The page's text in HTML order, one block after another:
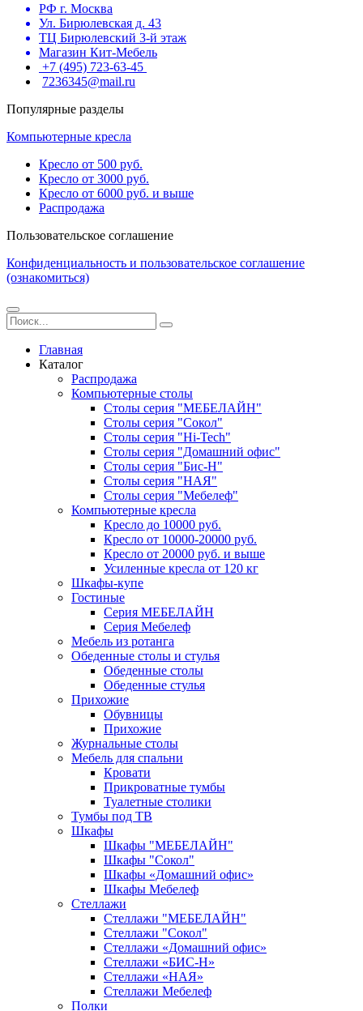
РФ г. Москва
Ул. Бирюлевская д. 43
ТЦ Бирюлевский 3-й этаж
Магазин Кит-Мебель
+7 (495) 723-63-45
7236345@mail.ru
Популярные разделы
Компьютерные кресла
Кресло от 500 руб.
Кресло от 3000 руб.
Кресло от 6000 руб. и выше
Распродажа
Пользовательское соглашение
Конфиденциальность и пользовательское соглашение
(ознакомиться)
Главная
Каталог
Распродажа
Компьютерные столы
Столы серия "МЕБЕЛАЙН"
Столы серия "Сокол"
Столы серия "Hi-Tech"
Столы серия "Домашний офис"
Столы серия "Бис-Н"
Столы серия "НАЯ"
Столы серия "Мебелеф"
Компьютерные кресла
Кресло до 10000 руб.
Кресло от 10000-20000 руб.
Кресло от 20000 руб. и выше
Усиленные кресла от 120 кг
Шкафы-купе
Гостиные
Серия МЕБЕЛАЙН
Серия Мебелеф
Мебель из ротанга
Обеденные столы и стулья
Обеденные столы
Обеденные стулья
Прихожие
Обувницы
Прихожие
Журнальные столы
Мебель для спальни
Кровати
Прикроватные тумбы
Туалетные столики
Тумбы под ТВ
Шкафы
Шкафы "МЕБЕЛАЙН"
Шкафы "Сокол"
Шкафы «Домашний офис»
Шкафы Мебелеф
Стеллажи
Стеллажи "МЕБЕЛАЙН"
Стеллажи "Сокол"
Стеллажи «Домашний офис»
Стеллажи «БИС-Н»
Стеллажи «НАЯ»
Стеллажи Мебелеф
Полки